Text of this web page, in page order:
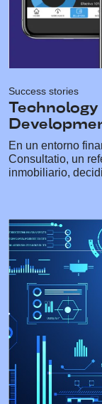
Success stories
En un entorno
Consultatio, un
inmobiliario,